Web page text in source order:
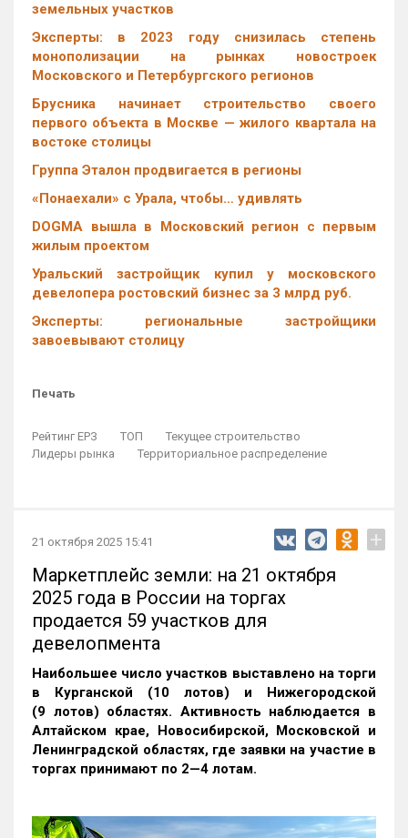
земельных участков
Эксперты: в 2023 году снизилась степень
монополизации на рынках новостроек
Московского и Петербургского регионов
Брусника начинает строительство своего
первого объекта в Москве — жилого квартала на
востоке столицы
Группа Эталон продвигается в регионы
«Понаехали» с Урала, чтобы… удивлять
DOGMA вышла в Московский регион с первым
жилым проектом
Уральский застройщик купил у московского
девелопера ростовский бизнес за 3 млрд руб.
Эксперты: региональные застройщики
завоевывают столицу
Печать
Рейтинг ЕРЗ ТОП
Текущее строительство
Лидеры рынка
Территориальное распределение
21 октября 2025 15:41 +
Маркетплейс земли: на 21 октября
2025 года в России на торгах
продается 59 участков для
девелопмента
Наибольшее число участков выставлено на торги
в Курганской (10 лотов) и Нижегородской
(9 лотов) областях. Активность наблюдается в
Алтайском крае, Новосибирской, Московской и
Ленинградской областях, где заявки на участие в
торгах принимают по 2—4 лотам.